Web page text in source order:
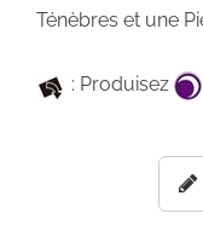
Ténèbres et une
: Produisez